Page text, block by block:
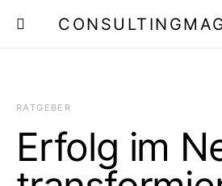
RATGEBER
Erfolg im